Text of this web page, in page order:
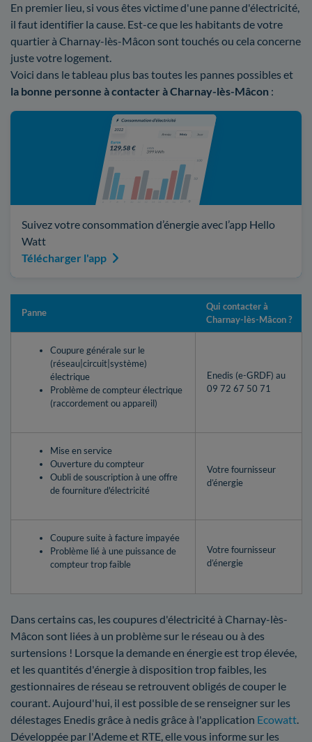
En premier lieu, si vous êtes victime d'une panne d'électricité,
il faut identifier la cause. Est-ce que les habitants de votre
quartier à Charnay-lès-Mâcon sont touchés ou cela concerne
juste votre logement.
Voici dans le tableau plus bas toutes les pannes possibles et
la bonne personne à contacter à Charnay-lès-Mâcon :
Suivez votre consommation d’énergie avec l’app Hello
Watt
Télécharger l'app
Panne
Qui contacter à
Charnay-lès-Mâcon ?
Coupure générale sur le
(réseau|circuit|système)
électrique
Problème de compteur électrique
(raccordement ou appareil)
Enedis (e-GRDF) au
09 72 67 50 71
Mise en service
Ouverture du compteur
Oubli de souscription à une offre
de fourniture d'électricité
Votre fournisseur
d’énergie
Coupure suite à facture impayée
Problème lié à une puissance de
compteur trop faible
Votre fournisseur
d’énergie
Dans certains cas, les coupures d'électricité à Charnay-lès-
Mâcon sont liées à un problème sur le réseau ou à des
surtensions ! Lorsque la demande en énergie est trop élevée,
et les quantités d'énergie à disposition trop faibles, les
gestionnaires de réseau se retrouvent obligés de couper le
courant. Aujourd'hui, il est possible de se renseigner sur les
délestages Enedis grâce à nedis grâce à l'application Ecowatt.
Développée par l'Ademe et RTE, elle vous informe sur les